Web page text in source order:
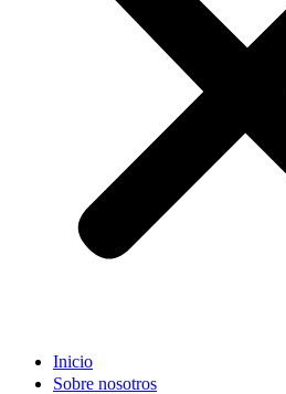
Inicio
Sobre nosotros